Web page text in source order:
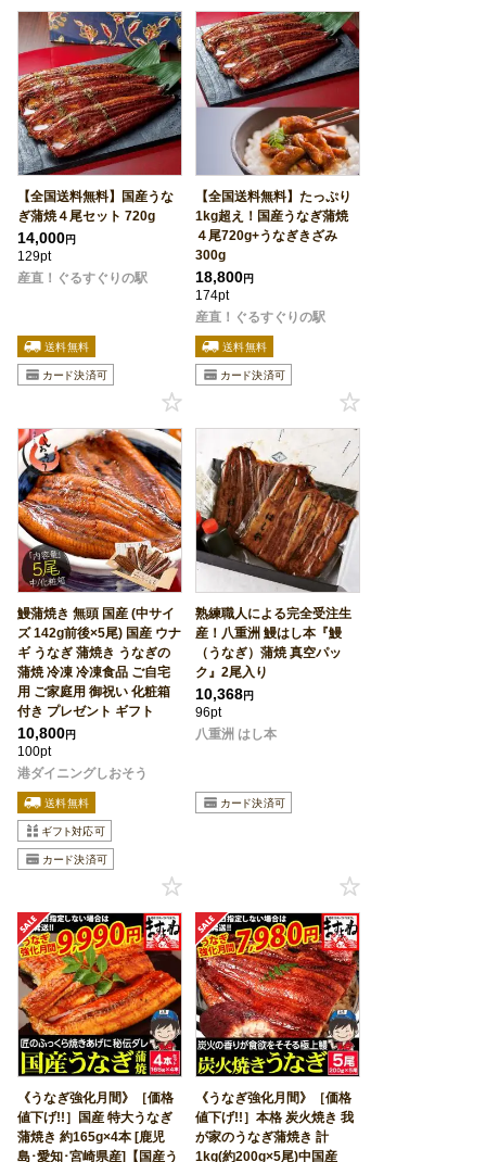
【全国送料無料】国産うな
ぎ蒲焼４尾セット 720g
14,000円
129pt
産直！ぐるすぐりの駅
【全国送料無料】たっぷり
1kg超え！国産うなぎ蒲焼
４尾720g+うなぎきざみ
300g
18,800円
174pt
産直！ぐるすぐりの駅
鰻蒲焼き 無頭 国産 (中サイ
ズ 142g前後×5尾) 国産 ウナ
ギ うなぎ 蒲焼き うなぎの
蒲焼 冷凍 冷凍食品 ご自宅
用 ご家庭用 御祝い 化粧箱
付き プレゼント ギフト
10,800円
100pt
港ダイニングしおそう
熟練職人による完全受注生
産！八重洲 鰻はし本『鰻
（うなぎ）蒲焼 真空パッ
ク』2尾入り
10,368円
96pt
八重洲 はし本
《うなぎ強化月間》［価格
値下げ!!］国産 特大うなぎ
蒲焼き 約165g×4本 [鹿児
島･愛知･宮崎県産]【国産う
《うなぎ強化月間》［価格
値下げ!!］本格 炭火焼き 我
が家のうなぎ蒲焼き 計
1kg(約200g×5尾)中国産